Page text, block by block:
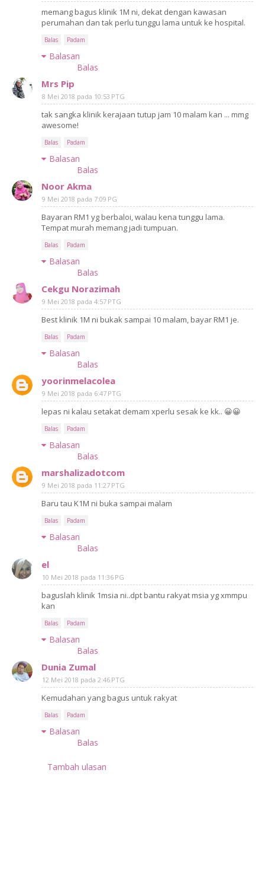
memang bagus klinik 1M ni, dekat dengan kawasan
perumahan dan tak perlu tunggu lama untuk ke hospital.
Balas Padam
Balasan
Balas
Mrs Pip
8 Mei 2018 pada 10:53 PTG
tak sangka klinik kerajaan tutup jam 10 malam kan ... mmg
awesome!
Balas Padam
Balasan
Balas
Noor Akma
9 Mei 2018 pada 7:09 PG
Bayaran RM1 yg berbaloi, walau kena tunggu lama.
Tempat murah memang jadi tumpuan.
Balas Padam
Balasan
Balas
Cekgu Norazimah
9 Mei 2018 pada 4:57 PTG
Best klinik 1M ni bukak sampai 10 malam, bayar RM1 je.
Balas Padam
Balasan
Balas
yoorinmelacolea
9 Mei 2018 pada 6:47 PTG
lepas ni kalau setakat demam xperlu sesak ke kk.. 😀😀
Balas Padam
Balasan
Balas
marshalizadotcom
9 Mei 2018 pada 11:27 PTG
Baru tau K1M ni buka sampai malam
Balas Padam
Balasan
Balas
el
10 Mei 2018 pada 11:36 PG
baguslah klinik 1msia ni..dpt bantu rakyat msia yg xmmpu
kan
Balas Padam
Balasan
Balas
Dunia Zumal
12 Mei 2018 pada 2:46 PTG
Kemudahan yang bagus untuk rakyat
Balas Padam
Balasan
Balas
Tambah ulasan